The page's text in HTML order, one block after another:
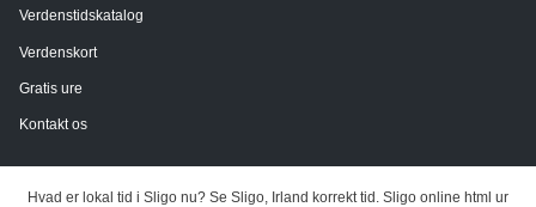
Verdenstidskatalog
Verdenskort
Gratis ure
Kontakt os
Hvad er lokal tid i Sligo nu? Se Sligo, Irland korrekt tid. Sligo online html ur